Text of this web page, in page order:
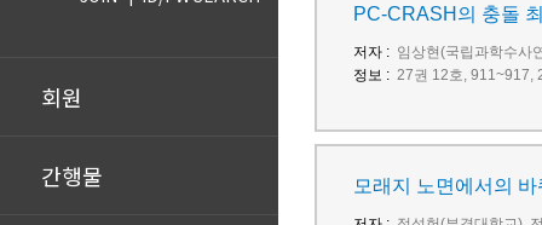
회원
간행물
PC-CRASH의 충돌
저자 : 임상현(국립과학수사
정보 : 27권 12호, 911~917,
모래지 노면에서의